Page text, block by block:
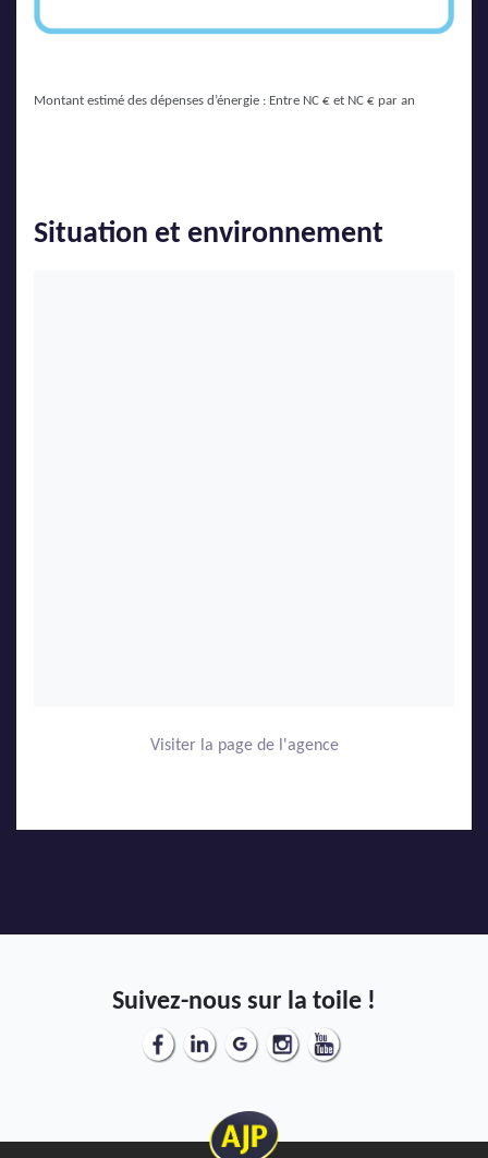
Montant estimé des dépenses d’énergie : Entre NC € et NC € par an
Situation et environnement
Visiter la page de l'agence
Suivez-nous sur la toile !